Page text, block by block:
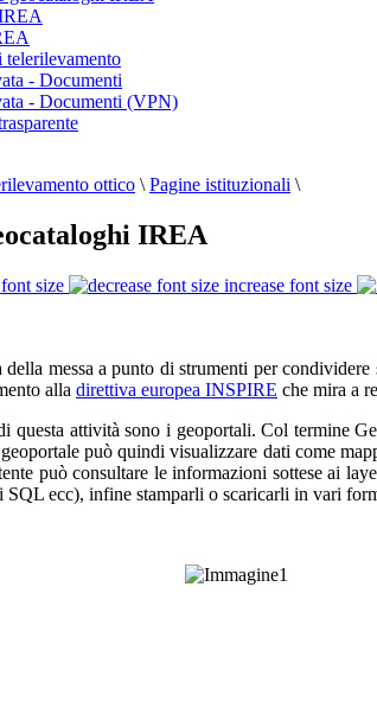
telerilevamento
- Documenti
- Documenti (VPN)
ottico \ Pagine istituzionali \
IREA
size
increase font size
messa a punto di strumenti per
alla direttiva europea INSPIRE che mira a
attività sono i geoportali. Col termine
può quindi visualizzare dati come
può consultare le informazioni sottese ai
SQL ecc), infine stamparli o scaricarli in vari